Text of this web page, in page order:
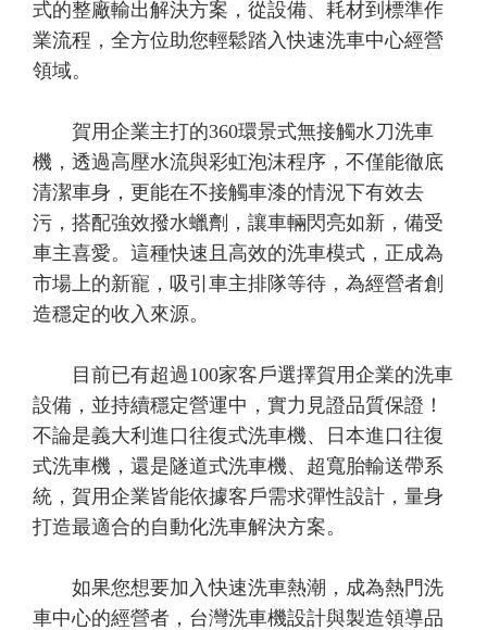
式的整廠輸出解決方案，從設備、耗材到標準作
業流程，全方位助您輕鬆踏入快速洗車中心經營
領域。
賀用企業主打的360環景式無接觸水刀洗車
機，透過高壓水流與彩虹泡沫程序，不僅能徹底
清潔車身，更能在不接觸車漆的情況下有效去
污，搭配強效撥水蠟劑，讓車輛閃亮如新，備受
車主喜愛。這種快速且高效的洗車模式，正成為
市場上的新寵，吸引車主排隊等待，為經營者創
造穩定的收入來源。
目前已有超過100家客戶選擇賀用企業的洗車
設備，並持續穩定營運中，實力見證品質保證！
不論是義大利進口往復式洗車機、日本進口往復
式洗車機，還是隧道式洗車機、超寬胎輸送帶系
統，賀用企業皆能依據客戶需求彈性設計，量身
打造最適合的自動化洗車解決方案。
如果您想要加入快速洗車熱潮，成為熱門洗
車中心的經營者，台灣洗車機設計與製造領導品